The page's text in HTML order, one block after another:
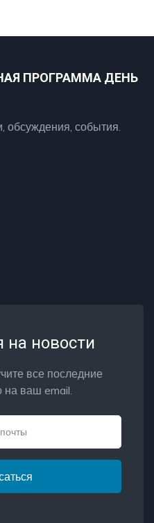
ПРОГРАММА ДЕНЬ
обсуждения, события.
на новости
все последние
на ваш email.